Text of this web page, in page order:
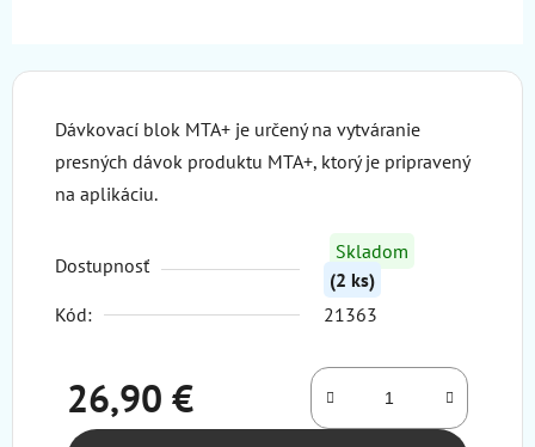
Dávkovací blok MTA+ je určený na vytváranie
presných dávok produktu MTA+, ktorý je pripravený
na aplikáciu.
Dostupnosť
Skladom
(2 ks)
Kód:
21363
26,90 €
Jednotková cena: